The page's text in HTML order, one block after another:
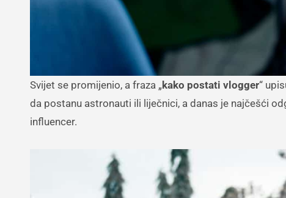
Svijet se promijenio, a fraza „kako postati vlogger“
da postanu astronauti ili liječnici, a danas je najčešći
influencer.